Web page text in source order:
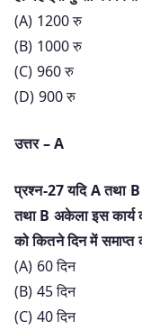
(A) 1200 रु
(B) 1000 रु
(C) 960 रु
(D) 900 रु
उत्तर – A
प्रश्न-27 यदि A तथा
तथा B अकेला इस कार्य
को कितने दिन में समाप्त
(A) 60 दिन
(B) 45 दिन
(C) 40 दिन